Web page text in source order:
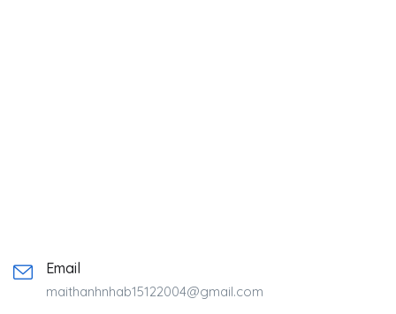
Email
maithanhnhab15122004@gmail.com